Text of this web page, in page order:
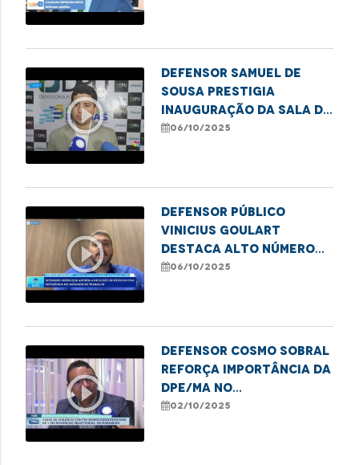
play_circle_outline
Defensor Samuel de
Sousa prestigia
inauguração da sala da
DPU em Balsas
06/10/2025
play_circle_outline
Defensor público
Vinicius Goulart
destaca alto número
de atendimentos a
06/10/2025
play_circle_outline
Defensor Cosmo Sobral
reforça importância da
DPE/MA no
enfrentamento à
02/10/2025